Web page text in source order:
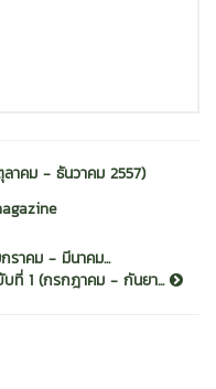
คม - ธันวาคม 2557)
าคม - มีนาคม...
ที่ 1 (กรกฎาคม - กันยา...